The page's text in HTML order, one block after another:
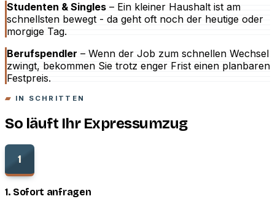
Studenten & Singles – Ein kleiner Haushalt ist am
schnellsten bewegt - da geht oft noch der heutige oder
morgige Tag.
Berufspendler – Wenn der Job zum schnellen Wechsel
zwingt, bekommen Sie trotz enger Frist einen planbaren
Festpreis.
IN SCHRITTEN
So läuft Ihr Expressumzug
1
1. Sofort anfragen